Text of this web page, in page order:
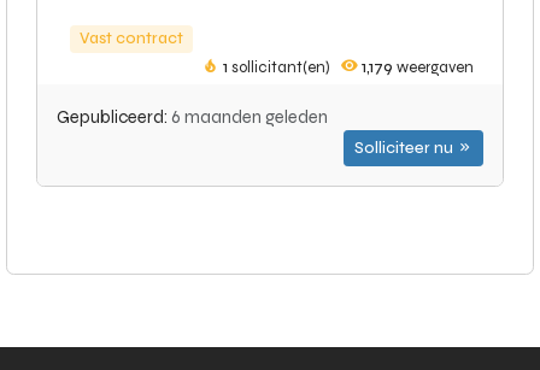
Vast contract
1 sollicitant(en) 1,179 weergaven
Gepubliceerd: 6 maanden geleden
Solliciteer nu